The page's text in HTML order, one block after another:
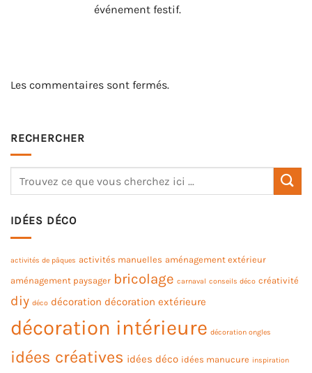
événement festif.
Les commentaires sont fermés.
RECHERCHER
IDÉES DÉCO
activités de pâques activités manuelles aménagement extérieur
aménagement paysager bricolage carnaval conseils déco créativité
diy déco décoration décoration extérieure
décoration intérieure décoration ongles
idées créatives idées déco idées manucure inspiration